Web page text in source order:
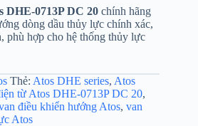
DHE-0713P DC 20 chính hãng
dòng dầu thủy lực chính xác,
phù hợp cho hệ thống thủy lực
Thẻ: Atos DHE series, Atos
từ Atos DHE-0713P DC 20,
điều khiển hướng Atos, van
Atos